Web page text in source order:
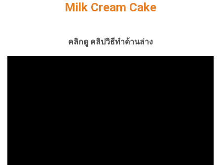
Milk Cream Cake
คลิกดู คลิปวิธีทำด้านล่าง